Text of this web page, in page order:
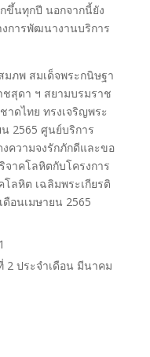
ขึ้นทุกปี นอกจากนี้ยัง
การพัฒนางานบริการ
ภพ สมเด็จพระกนิษฐา
ชสุดา ฯ สยามบรมราช
าดไทย ทรงเจริญพระ
2565 ศูนย์บริการ
ความจงรักภักดีและขอ
าคโลหิตกับโครงการ
โลหิต เฉลิมพระเกียรติ
อนเมษายน 2565
2 ประจำเดือน มีนาคม